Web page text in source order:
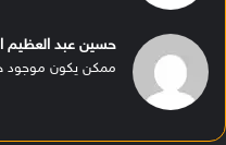
حسين عبد العظيم
ممكن يكون موجود